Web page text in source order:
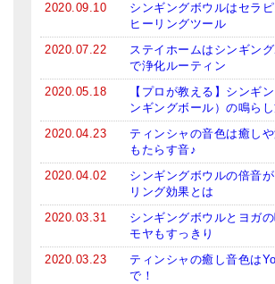
チベット・マントラ・ヒーリングCD
ギフトラッピング
シンギングボウル講座
初級講座
倍音呼吸法レッスン
ビギナー講師・養成講座
2020.09.10
シンギングボウルはセラ
ヒーリングツール
2020.07.22
ステイホームはシンギン
で浄化ルーティン
2020.05.18
【プロが教える】シンギ
ンギングボール）の鳴ら
2020.04.23
ティンシャの音色は癒し
もたらす音♪
2020.04.02
シンギングボウルの倍音
リング効果とは
2020.03.31
シンギングボウルとヨガ
モヤもすっきり
2020.03.23
ティンシャの癒し音色は
で！